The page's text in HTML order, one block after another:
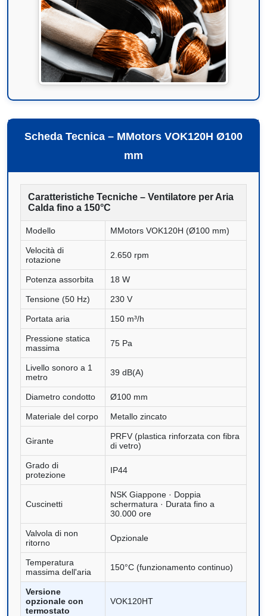
Scheda Tecnica – MMotors VOK120H Ø100
mm
Caratteristiche Tecniche – Ventilatore per Aria
Calda fino a 150°C
Modello MMotors VOK120H (Ø100 mm)
Velocità di
rotazione
2.650 rpm
Potenza assorbita 18 W
Tensione (50 Hz) 230 V
Portata aria 150 m³/h
Pressione statica
massima
75 Pa
Livello sonoro a 1
metro
39 dB(A)
Diametro condotto Ø100 mm
Materiale del corpo Metallo zincato
Girante
PRFV (plastica rinforzata con fibra
di vetro)
Grado di
protezione
IP44
Cuscinetti
NSK Giappone · Doppia
schermatura · Durata fino a
30.000 ore
Valvola di non
ritorno
Opzionale
Temperatura
massima dell'aria
150°C (funzionamento continuo)
Versione
opzionale con
termostato
VOK120HT